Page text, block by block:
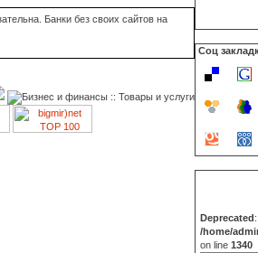
Банки без своих сайтов на
Соц
Deprecated
/home/
on line 1340